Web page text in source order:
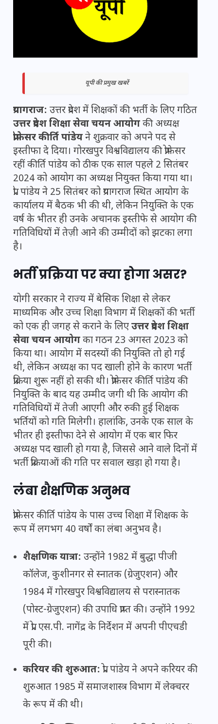
यूपी की प्रमुख खबरें
प्रयागराज: उत्तर प्रदेश में शिक्षकों की भर्ती के लिए गठित
उत्तर प्रदेश शिक्षा सेवा चयन आयोगकी अध्यक्ष
प्रोफेसर कीर्ति पांडेयने शुक्रवार को अपने पद से
इस्तीफा दे दिया। गोरखपुर विश्वविद्यालय की प्रोफेसर
रहीं कीर्ति पांडेय को ठीक एक साल पहले 2 सितंबर
2024 को आयोग का अध्यक्ष नियुक्त किया गया था।
प्रो. पांडेय ने 25 सितंबर को प्रयागराज स्थित आयोग के
कार्यालय में बैठक भी की थी, लेकिन नियुक्ति के एक
वर्ष के भीतर ही उनके अचानक इस्तीफे से आयोग की
गतिविधियों में तेज़ी आने की उम्मीदों को झटका लगा
है।
भर्ती प्रक्रिया पर क्या होगा असर?
योगी सरकार ने राज्य में बेसिक शिक्षा से लेकर
माध्यमिक और उच्च शिक्षा विभाग में शिक्षकों की भर्ती
को एक ही जगह से कराने के लिएउत्तर प्रदेश शिक्षा
सेवा चयन आयोगका गठन 23 अगस्त 2023 को
किया था। आयोग में सदस्यों की नियुक्ति तो हो गई
थी, लेकिन अध्यक्ष का पद खाली होने के कारण भर्ती
प्रक्रिया शुरू नहीं हो सकी थी। प्रोफेसर कीर्ति पांडेय की
नियुक्ति के बाद यह उम्मीद जगी थी कि आयोग की
गतिविधियों में तेजी आएगी और रुकी हुई शिक्षक
भर्तियों को गति मिलेगी। हालांकि, उनके एक साल के
भीतर ही इस्तीफा देने से आयोग में एक बार फिर
अध्यक्ष पद खाली हो गया है, जिससे आने वाले दिनों में
भर्ती प्रक्रियाओं की गति पर सवाल खड़ा हो गया है।
लंबा शैक्षणिक अनुभव
प्रोफेसर कीर्ति पांडेय के पास उच्च शिक्षा में शिक्षक के
रूप में लगभग 40 वर्षों का लंबा अनुभव है।
शैक्षणिक यात्रा: उन्होंने 1982 में बुद्धा पीजी
कॉलेज, कुशीनगर से स्नातक (ग्रेजुएशन) और
1984 में गोरखपुर विश्वविद्यालय से परास्नातक
(पोस्ट-ग्रेजुएशन) की उपाधि प्राप्त की। उन्होंने 1992
में प्रो. एस.पी. नागेंद्र के निर्देशन में अपनी पीएचडी
पूरी की।
करियर की शुरुआत: प्रो. पांडेय ने अपने करियर की
शुरुआत 1985 में समाजशास्त्र विभाग में लेक्चरर
के रूप में की थी।